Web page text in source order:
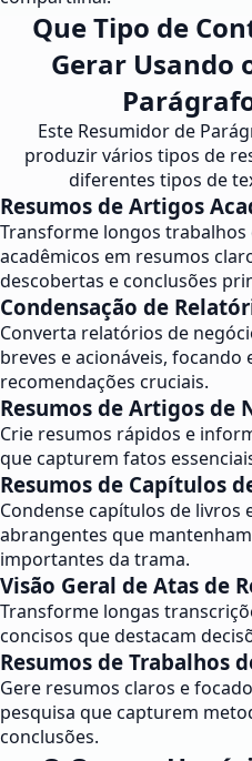
Que Tipo de
Gerar Usando
Este Resumidor de
produzir vários tipos de
diferentes tipos de
Resumos de Artigos
Transforme longos trabalhos
acadêmicos em resumos
descobertas e conclusões
Condensação de
Converta relatórios de
breves e acionáveis, focando
recomendações cruciais.
Resumos de Artigos de
Crie resumos rápidos e
que capturem fatos
Resumos de Capítulos
Condense capítulos de livros
abrangentes que
importantes da trama.
Visão Geral de Atas de
Transforme longas
concisos que destacam
Resumos de Trabalhos
Gere resumos claros e
pesquisa que capturem
conclusões.